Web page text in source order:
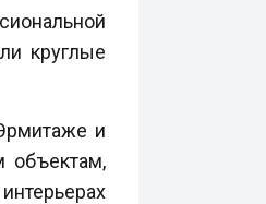
круглые
и
объектам,